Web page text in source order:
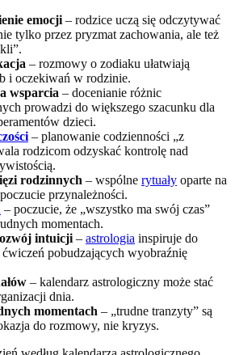
emocji – rodzice uczą się odczytywać
tylko przez pryzmat zachowania, ale też
– rozmowy o zodiaku ułatwiają
i oczekiwań w rodzinie.
wsparcia – docenianie różnic
prowadzi do większego szacunku dla
dzieci.
– planowanie codzienności „z
rodzicom odzyskać kontrolę nad
rodzinnych – wspólne rytuały oparte na
przynależności.
– poczucie, że „wszystko ma swój czas”
momentach.
intuicji – astrologia inspiruje do
pobudzających wyobraźnię
– kalendarz astrologiczny może stać
dnia.
momentach – „trudne tranzyty” są
do rozmowy, nie kryzys.